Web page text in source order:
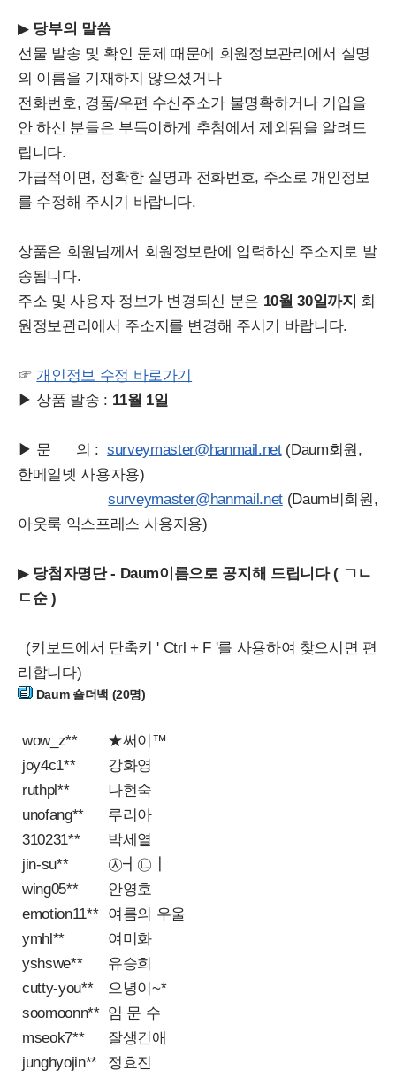
▶당부의 말씀
선물 발송 및 확인 문제 때문에 회원정보관리에서 실명
의 이름을 기재하지 않으셨거나
전화번호, 경품/우편 수신주소가 불명확하거나 기입을
안 하신 분들은 부득이하게 추첨에서 제외됨을 알려드
립니다.
가급적이면, 정확한 실명과 전화번호, 주소로 개인정보
를 수정해 주시기 바랍니다.
상품은 회원님께서 회원정보란에 입력하신 주소지로 발
송됩니다.
주소 및 사용자 정보가 변경되신 분은 10월 30일까지 회
원정보관리에서 주소지를 변경해 주시기 바랍니다.
☞ 개인정보 수정 바로가기
▶ 상품 발송 : 11월 1일
▶ 문 의 :surveymaster@hanmail.net(Daum회원,
한메일넷 사용자용)
surveymaster@hanmail.net(Daum비회원,
아웃룩 익스프레스 사용자용)
▶ 당첨자명단 - Daum이름으로 공지해 드립니다 ( ㄱㄴ
ㄷ순 )
(키보드에서 단축키 ' Ctrl + F '를 사용하여 찾으시면 편
리합니다)
Daum 숄더백 (20명)
wow_z**
joy4c1**
ruthpl**
unofang**
310231**
jin-su**
wing05**
emotion11**
ymhl**
yshswe**
cutty-you**
soomoonn**
mseok7**
junghyojin**
★써이™
강화영
나현숙
루리아
박세열
㉦┫㉡┃
안영호
여름의 우울
여미화
유승희
으녕이~*
임 문 수
잘생긴애
정효진